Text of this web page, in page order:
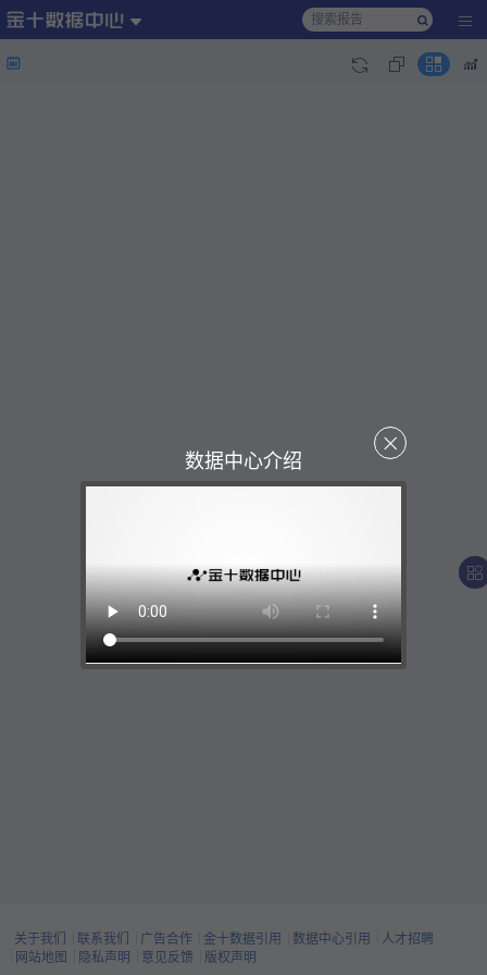
数据中心介绍
关于我们 联系我们 广告合作 金十数据引用 数据中心引用
人才招聘
网站地图
隐私声明 意见反馈 版权声明